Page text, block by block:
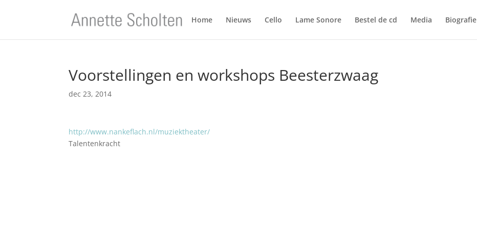
Home Nieuws Cello Lame Sonore Bestel de cd Media Biografie
Voorstellingen en workshops Beesterzwaag
dec 23, 2014
http://www.nankeflach.nl/muziektheater/
Talentenkracht